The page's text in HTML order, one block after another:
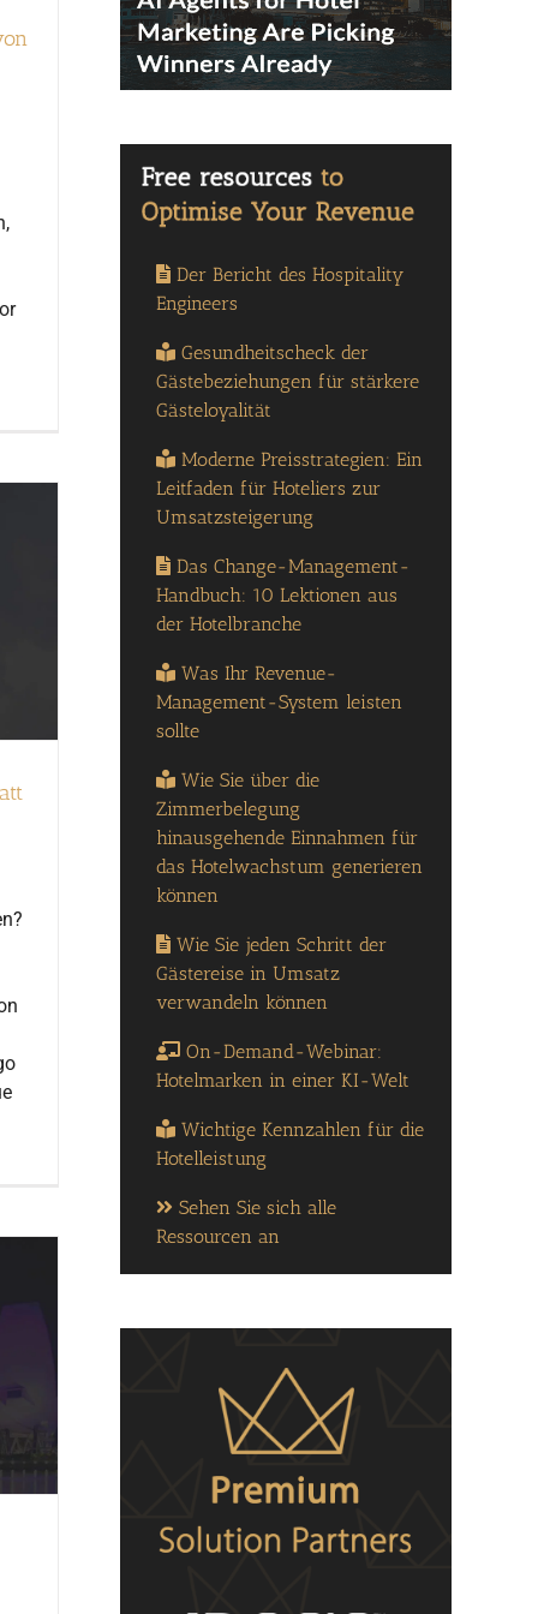
Der Bericht des Hospitality
Engineers
Gesundheitscheck der
Gästebeziehungen für stärkere
Gästeloyalität
Moderne Preisstrategien: Ein
Leitfaden für Hoteliers zur
Umsatzsteigerung
Das Change-Management-
Handbuch: 10 Lektionen aus
der Hotelbranche
Was Ihr Revenue-
Management-System leisten
sollte
Wie Sie über die
Zimmerbelegung
hinausgehende Einnahmen für
das Hotelwachstum generieren
können
Wie Sie jeden Schritt der
Gästereise in Umsatz
verwandeln können
On-Demand-Webinar:
Hotelmarken in einer KI-Welt
Wichtige Kennzahlen für die
Hotelleistung
Sehen Sie sich alle
Ressourcen an